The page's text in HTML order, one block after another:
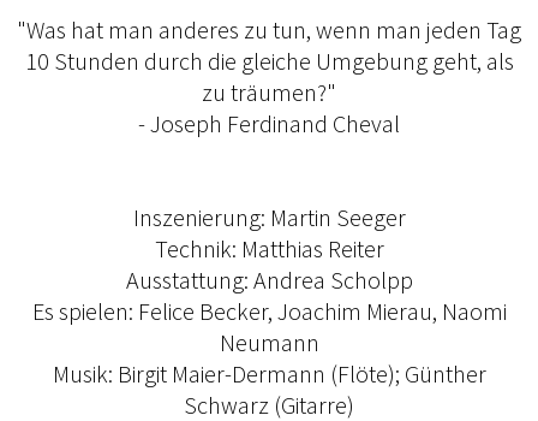
"Was hat man anderes zu tun, wenn man jeden Tag
10 Stunden durch die gleiche Umgebung geht, als
zu träumen?"
- Joseph Ferdinand Cheval
Inszenierung: Martin Seeger
Technik: Matthias Reiter
Ausstattung: Andrea Scholpp
Es spielen: Felice Becker, Joachim Mierau, Naomi
Neumann
Musik: Birgit Maier-Dermann (Flöte); Günther
Schwarz (Gitarre)